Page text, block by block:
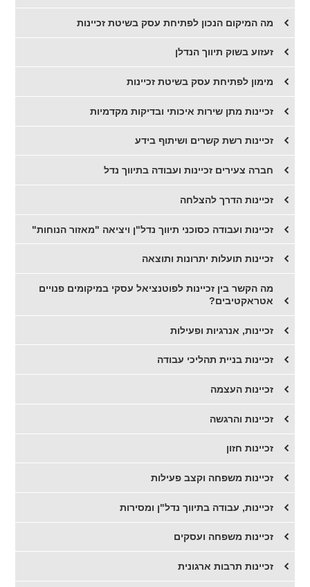
מה המיקום הנכון לפתיחת עסק בשיטת זכיינות
זעזוע בשוק תיווך הנדלן
מימון לפתיחת עסק בשיטת זכיינות
זכיינות מתן שירות איכותי ובדיקות מקדמיות
זכיינות רשת קשרים ושיתוף בידע
חברה צעירים זכיינות ועבודה בתיווך נדל
זכיינות הדרך להצלחה
זכיינות ועבודה כסוכני תיווך נדל"ן ויציאה "מאזור הנוחות"
זכיינות תועלות יתרונות ותוצאה
מה הקשר בין זכיינות לפוטנציאל עסקי במיקומים פנויים
אטראקטיבים?
זכיינות, אנרגיות ופעילות
זכיינות בניית תהליכי עבודה
זכיינות העצמה
זכיינות והרגשה
זכיינות חזון
זכיינות משפחה וקצב פעילות
זכיינות, עבודה בתיווך נדל"ן ומסירות
זכיינות משפחה ועסקים
זכיינות תרבות ארגונית